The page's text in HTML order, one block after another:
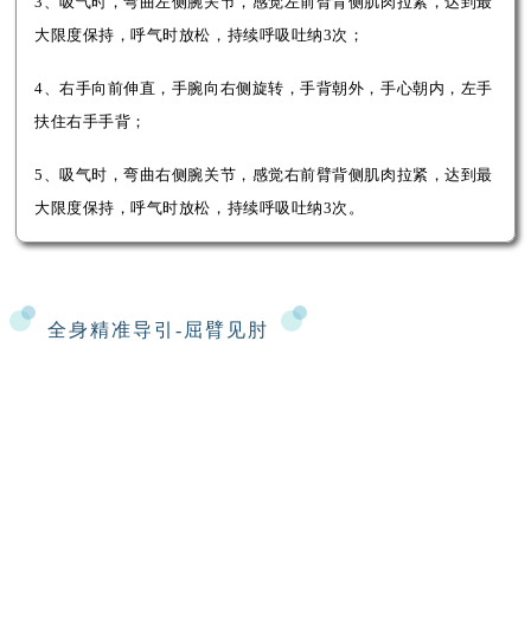
大限度保持，呼气时放松，持续呼吸吐纳3次；
4、右手向前伸直，手腕向右侧旋转，手背朝外，手心朝内，左手
扶住右手手背；
5、吸气时，弯曲右侧腕关节，感觉右前臂背侧肌肉拉紧，达到最
大限度保持，呼气时放松，持续呼吸吐纳3次。
全身精准导引-屈臂见肘